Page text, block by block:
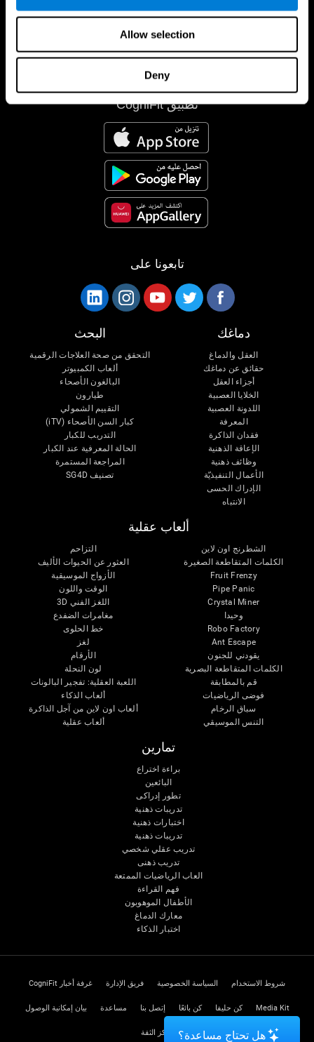
Allow selection
Deny
تطبيق CogniFit
تابعونا على
دماغك
العقل والدماغ
حقائق عن دماغك
أجزاء العقل
الخلايا العصبية
اللدونة العصبية
المعرفة
فقدان الذاكرة
الإعاقة الذهنية
وظائف ذهنية
الأعمال التنفيذيّة
الإدراك الحسى
الانتباه
البحث
التحقق من صحة العلاجات الرقمية
ألعاب الكمبيوتر
البالغون الأصحاء
طيارون
التقييم الشمولي
كبار السن الأصحاء (iTV)
التدريب للكبار
الحالة المعرفية عند الكبار
المراجعة المستمرة
تصنيف SG4D
ألعاب عقلية
الشطرنج اون لاين
الكلمات المتقاطعة الصغيرة
Fruit Frenzy
Pipe Panic
Crystal Miner
وحيدا
Robo Factory
Ant Escape
يقودني للجنون
الكلمات المتقاطعة البصرية
قم بالمطابقة
فوضى الرياضيات
سباق الرخام
التنس الموسيقي
التزاحم
العثور عن الحيوات الأليف
الأزواج الموسيقية
الوقت واللون
اللغز الفني 3D
مغامرات الضفدع
خط الحلوى
لغز
الأرقام
لون النحلة
اللعبة العقلية: تفجير البالونات
ألعاب الذكاء
ألعاب اون لاين من آجل الذاكرة
ألعاب عقلية
تمارين
براءة اختراع
البائعين
تطور إدراكى
تدريبات ذهنية
اختبارات ذهنية
تدريبات ذهنية
تدريب عقلي شخصي
تدريب ذهنى
العاب الرياضيات الممتعة
فهم القراءة
الأطفال الموهوبون
معارك الدماغ
اختبار الذكاء
شروط الاستخدام السياسة الخصوصية فريق الإدارة غرفة أخبار CogniFit
Media Kit كن حليفا كن بائعًا إتصل بنا مساعدة بيان إمكانية الوصول
مركز الثقة هل تحتاج مساعدة؟